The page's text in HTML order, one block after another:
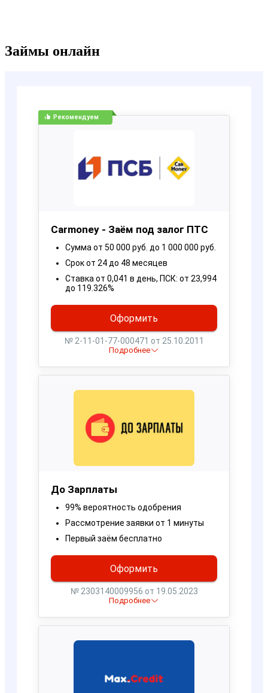
Займы онлайн